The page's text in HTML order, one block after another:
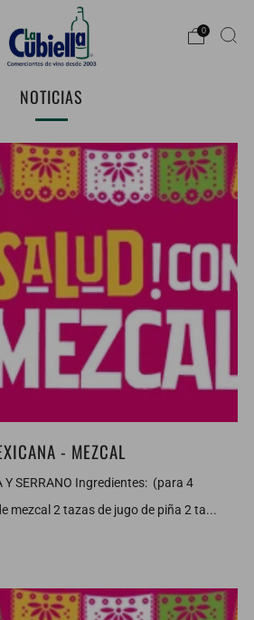
0
NOTICIAS
- MEZCAL
Y SERRANO Ingredientes: (para 4
mezcal 2 tazas de jugo de piña 2 ta...